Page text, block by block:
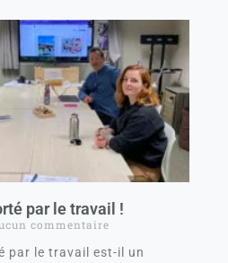
par le travail !
commentaire
par le travail est-il un